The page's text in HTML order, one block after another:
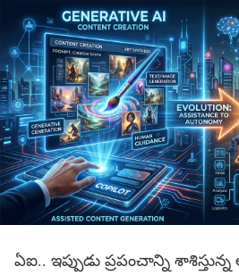
ఏఐ.. ఇప్పుడు ప్రపంచాన్ని